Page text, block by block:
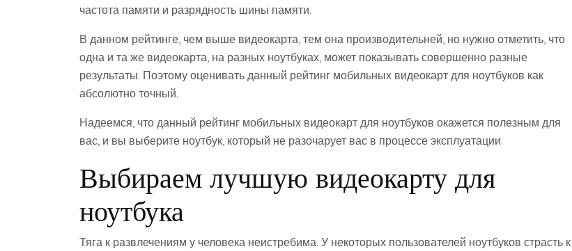
частота памяти и разрядность шины памяти.
В данном рейтинге, чем выше видеокарта, тем она производительней, но нужно отметить, что
одна и та же видеокарта, на разных ноутбуках, может показывать совершенно разные
результаты. Поэтому оценивать данный рейтинг мобильных видеокарт для ноутбуков как
абсолютно точный.
Надеемся, что данный рейтинг мобильных видеокарт для ноутбуков окажется полезным для
вас, и вы выберите ноутбук, который не разочарует вас в процессе эксплуатации.
Выбираем лучшую видеокарту для
ноутбука
Тяга к развлечениям у человека неистребима. У некоторых пользователей ноутбуков страсть к